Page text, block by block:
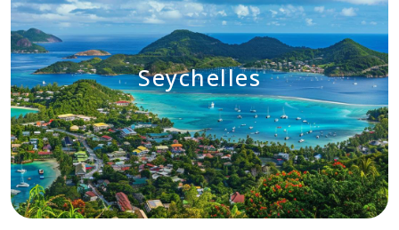
Seychelles